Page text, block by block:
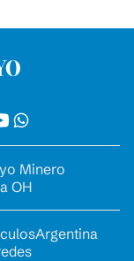
Minero
OH
Argentina